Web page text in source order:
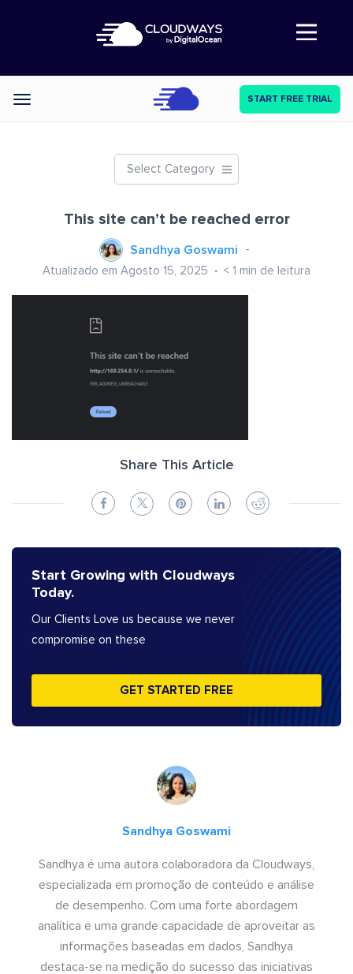
Abre a navegação
Categories START FREE TRIAL
Select Category
This site can’t be reached error
Sandhya Goswami
Atualizado em Agosto 15, 2025 < 1 min de leitura
Share This Article
Start Growing with Cloudways
Today.
Our Clients Love us because we never
compromise on these
GET STARTED FREE
Sandhya Goswami
Sandhya é uma autora colaboradora da Cloudways,
especializada em promoção de conteúdo e análise
de desempenho. Com uma forte abordagem
analítica e uma grande capacidade de aproveitar as
informações baseadas em dados, Sandhya
destaca-se na medição do sucesso das iniciativas